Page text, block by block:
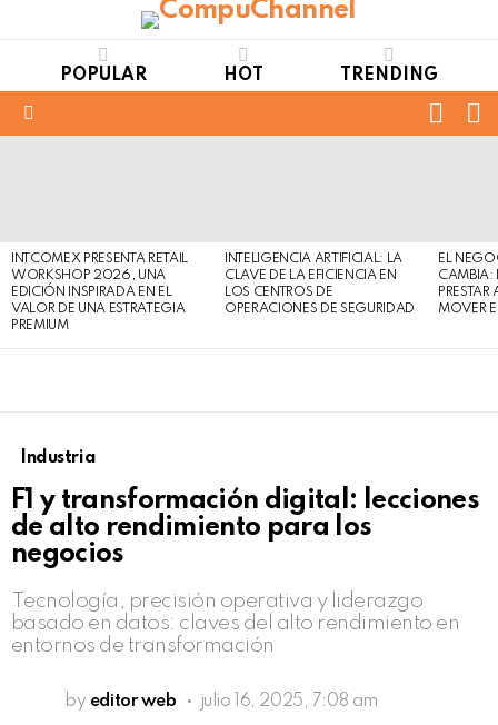
POPULAR HOT TRENDING
INTCOMEX PRESENTA RETAIL
WORKSHOP 2026, UNA
EDICIÓN INSPIRADA EN EL
VALOR DE UNA ESTRATEGIA
PREMIUM
INTELIGENCIA ARTIFICIAL: LA
CLAVE DE LA EFICIENCIA EN
LOS CENTROS DE
OPERACIONES DE SEGURIDAD
EL
CAMBIA:
MOVER
Industria
F1 y transformación digital: lecciones
de alto rendimiento para los
negocios
Tecnología, precisión operativa y liderazgo
basado en datos: claves del alto rendimiento en
entornos de transformación
by editor web julio 16, 2025, 7:08 am